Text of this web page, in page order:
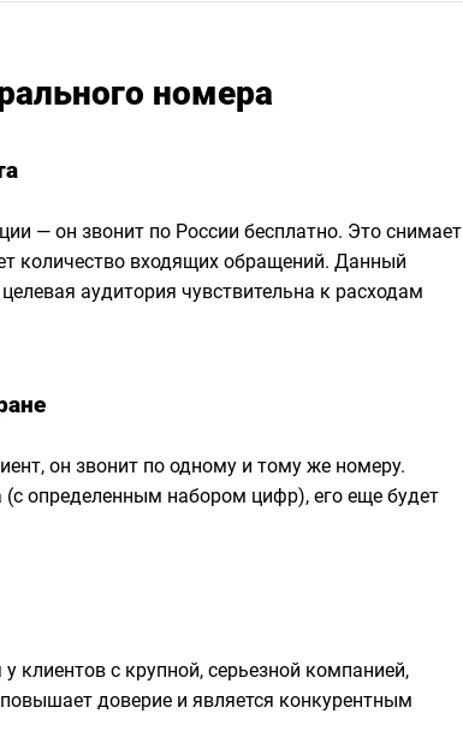
номера
— он звонит по России бесплатно. Это снимает
количество входящих обращений. Данный
аудитория чувствительна к расходам
он звонит по одному и тому же номеру.
определенным набором цифр), его еще будет
клиентов с крупной, серьезной компанией,
доверие и является конкурентным